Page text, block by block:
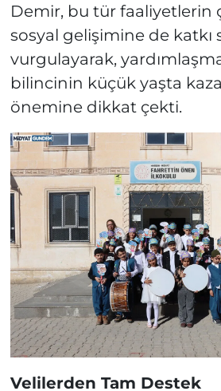
Demir, bu tür faaliyetlerin
sosyal gelişimine de
vurgulayarak,
bilincinin küçük yaşta
önemine dikkat çekti.
Velilerden Tam Destek